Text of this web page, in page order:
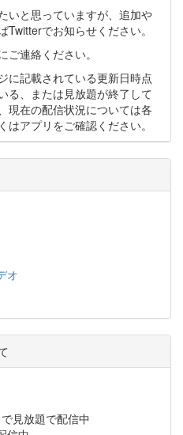
いと思っていますが、追加や
でお知らせください。
連絡ください。
に記載されている更新日時点
る、または見放題が終了して
現在の配信状況については各
アプリをご確認ください。
オ
見放題で配信中